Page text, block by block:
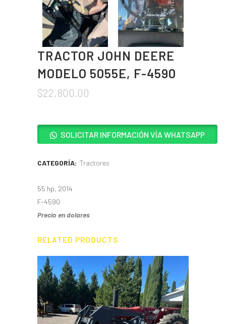
TRACTOR JOHN DEERE
MODELO 5055E, F-4590
$22,800.00
SOLICITAR INFORMACIÓN VÍA WHATSAPP
CATEGORÍA: Tractores
55 hp, 2014
F-4590
Precio en dolares
RELATED PRODUCTS